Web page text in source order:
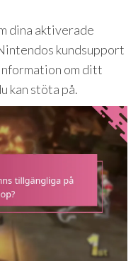
dina aktiverade
kundsupport
om ditt
kan stöta på.